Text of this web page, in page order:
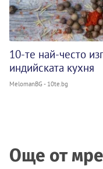
10-те най-често
индийската кухня
MelomanBG - 10te.bg
Още от